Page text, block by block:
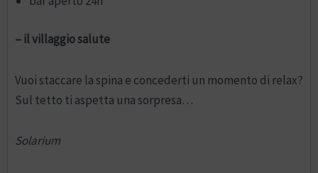
– il villaggio salute
Vuoi staccare la spina e concederti un momento di relax?
Sul tetto ti aspetta una sorpresa…
Solarium